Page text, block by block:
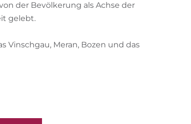
der Bevölkerung als Achse der
gelebt.
Vinschgau, Meran, Bozen und das